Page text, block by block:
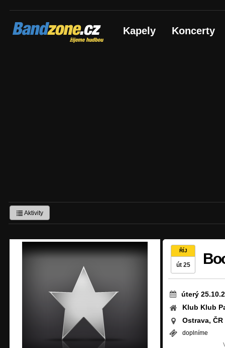
Bandzone.cz
žijeme hudbou Kapely Koncerty
Aktivity
ŘÍJ
út 25
úterý
Klub Klub
Ostrava, ČR
doplníme